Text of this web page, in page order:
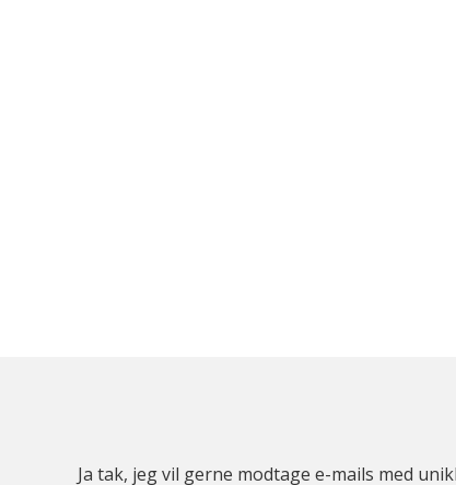
Ja tak, jeg vil gerne modtage e-mails med